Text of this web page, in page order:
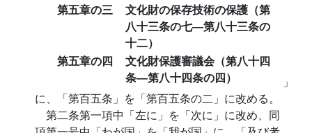
第五章の三
文化財の保存技術の保護（第
八十三条の七―第八十三条の
十二）
第五章の四
文化財保護審議会（第八十四
条―第八十四条の四）
」
に、「第百五条」を「第百五条の二」に改める。
第二条第一項中「左に」を「次に」に改め、同